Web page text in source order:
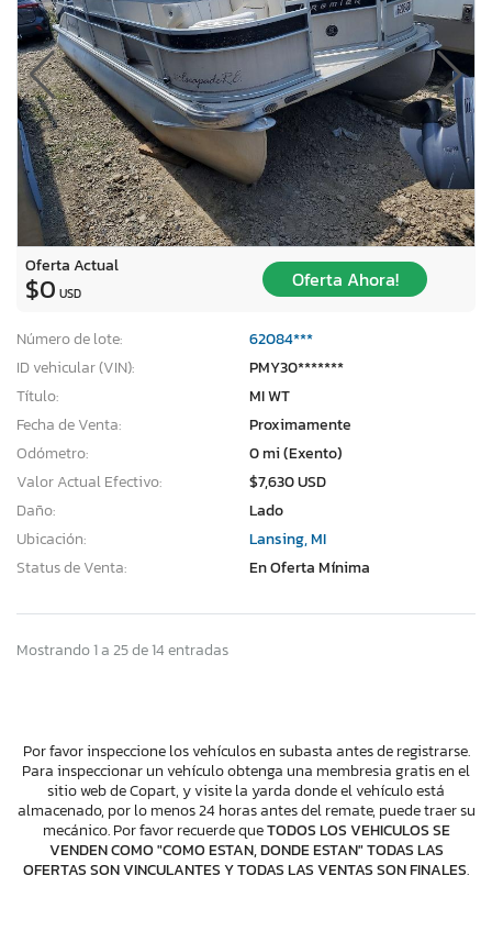
Oferta Actual
$0 USD
Oferta Ahora!
Número de lote:
62084***
ID vehicular (VIN):
PMY30*******
Título:
MI WT
Fecha de Venta:
Proximamente
Odómetro:
0 mi (Exento)
Valor Actual Efectivo:
$7,630 USD
Daño:
Lado
Ubicación:
Lansing, MI
Status de Venta:
En Oferta Mínima
Mostrando 1 a 25 de 14 entradas
Por favor inspeccione los vehículos en subasta antes de registrarse.
Para inspeccionar un vehículo obtenga una membresia gratis en el
sitio web de Copart, y visite la yarda donde el vehículo está
almacenado, por lo menos 24 horas antes del remate, puede traer su
mecánico. Por favor recuerde queTODOS LOS VEHICULOS SE
VENDEN COMO "COMO ESTAN, DONDE ESTAN" TODAS LAS
OFERTAS SON VINCULANTES Y TODAS LAS VENTAS SON FINALES.